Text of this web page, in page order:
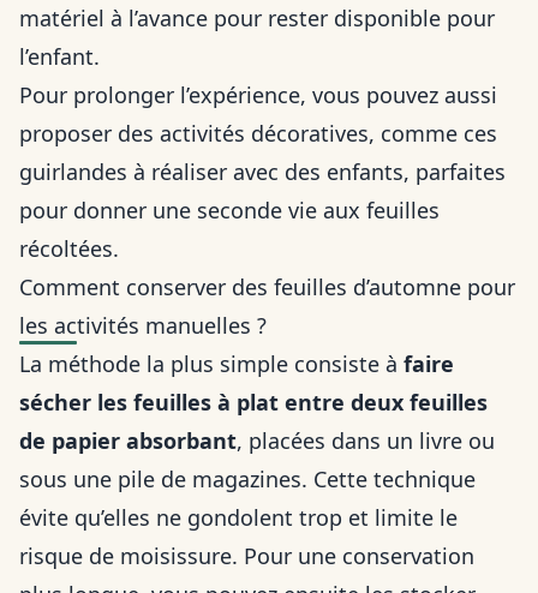
matériel à l’avance pour rester disponible pour
l’enfant.
Pour prolonger l’expérience, vous pouvez aussi
proposer des activités décoratives, comme ces
guirlandes à réaliser avec des enfants, parfaites
pour donner une seconde vie aux feuilles
récoltées.
Comment conserver des feuilles d’automne pour
les activités manuelles ?
La méthode la plus simple consiste à faire
sécher les feuilles à plat entre deux feuilles
de papier absorbant, placées dans un livre ou
sous une pile de magazines. Cette technique
évite qu’elles ne gondolent trop et limite le
risque de moisissure. Pour une conservation